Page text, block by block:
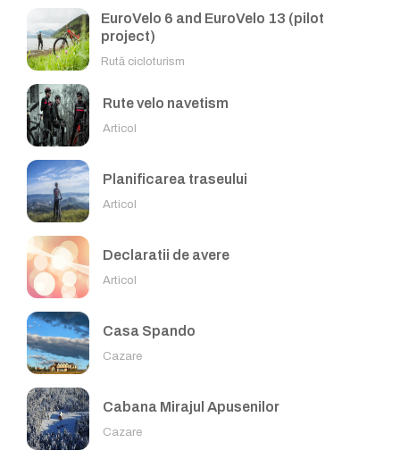
EuroVelo 6 and EuroVelo 13 (pilot
project)
Rută cicloturism
Rute velo navetism
Articol
Planificarea traseului
Articol
Declaratii de avere
Articol
Casa Spando
Cazare
Cabana Mirajul Apusenilor
Cazare